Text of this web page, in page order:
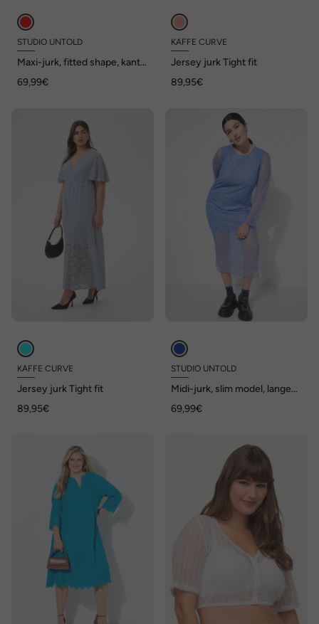
STUDIO UNTOLD
Maxi-jurk, fitted shape, kant,
69,99€
KAFFE CURVE
Jersey jurk Tight fit
89,95€
KAFFE CURVE
Jersey jurk Tight fit
89,95€
STUDIO UNTOLD
Midi-jurk, slim model, lange
69,99€